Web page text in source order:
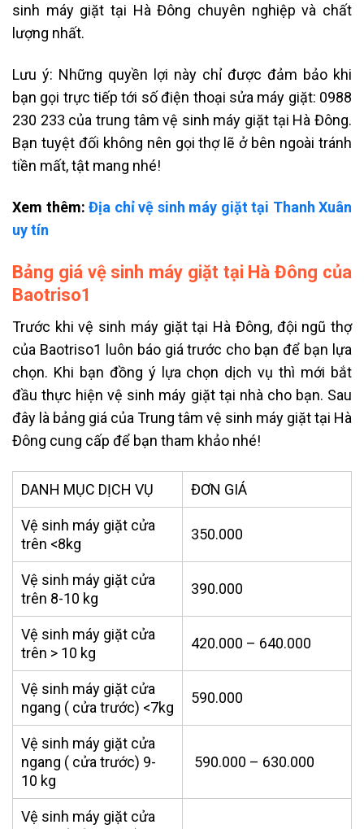
sinh máy giặt tại Hà Đông chuyên nghiệp và chất
lượng nhất.
Lưu ý: Những quyền lợi này chỉ được đảm bảo khi
bạn gọi trực tiếp tới số điện thoại sửa máy giặt: 0988
230 233 của trung tâmvệ sinh máy giặt tại Hà Đông.
Bạn tuyệt đối không nên gọi thợ lẽ ở bên ngoài tránh
tiền mất, tật mang nhé!
Xem thêm: Địa chỉ vệ sinh máy giặt tại Thanh Xuân
uy tín
Bảng giá vệ sinh máy giặt tại Hà Đông của
Baotriso1
Trước khi vệ sinh máy giặt tại Hà Đông, đội ngũ thợ
của Baotriso1 luôn báo giá trước cho bạn để bạn lựa
chọn. Khi bạn đồng ý lựa chọn dịch vụ thì mới bắt
đầu thực hiện vệ sinh máy giặt tại nhà cho bạn. Sau
đây là bảng giá của Trung tâm vệ sinh máy giặt tại Hà
Đông cung cấp để bạn tham khảo nhé!
DANH MỤC DỊCH VỤ ĐƠN GIÁ
Vệ sinh máy giặt cửa
trên <8kg
350.000
Vệ sinh máy giặt cửa
trên 8-10 kg
390.000
Vệ sinh máy giặt cửa
trên > 10 kg
420.000 – 640.000
Vệ sinh máy giặt cửa
ngang ( cửa trước) <7kg
590.000
Vệ sinh máy giặt cửa
ngang ( cửa trước) 9-
10 kg
590.000 – 630.000
Vệ sinh máy giặt cửa